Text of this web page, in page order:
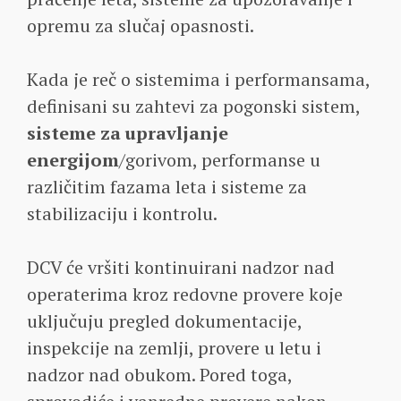
opremu za slučaj opasnosti.
Kada je reč o sistemima i performansama,
definisani su zahtevi za pogonski sistem,
sisteme za upravljanje
energijom/gorivom, performanse u
različitim fazama leta i sisteme za
stabilizaciju i kontrolu.
DCV će vršiti kontinuirani nadzor nad
operaterima kroz redovne provere koje
uključuju pregled dokumentacije,
inspekcije na zemlji, provere u letu i
nadzor nad obukom. Pored toga,